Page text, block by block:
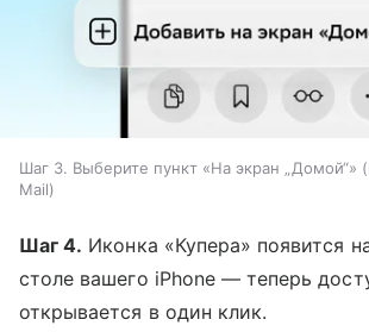
Шаг 3. Выберите пункт «На экран „Домой“»
Mail
Шаг 4. Иконка «Купера» появится
столе вашего iPhone — теперь
открывается в один клик.